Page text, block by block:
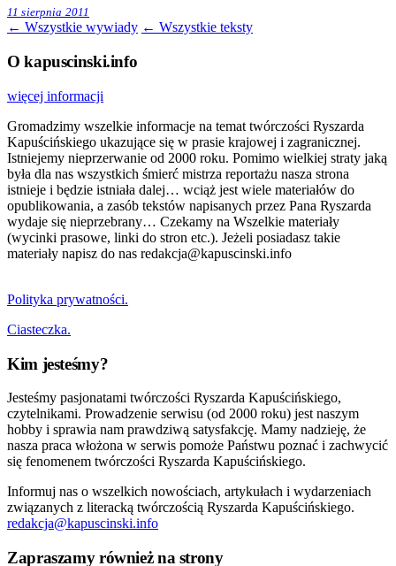
11 sierpnia 2011
← Wszystkie wywiady ← Wszystkie teksty
O kapuscinski.info
więcej informacji
Gromadzimy wszelkie informacje na temat twórczości Ryszarda
Kapuścińskiego ukazujące się w prasie krajowej i zagranicznej.
Istniejemy nieprzerwanie od 2000 roku. Pomimo wielkiej straty jaką
była dla nas wszystkich śmierć mistrza reportażu nasza strona
istnieje i będzie istniała dalej… wciąż jest wiele materiałów do
opublikowania, a zasób tekstów napisanych przez Pana Ryszarda
wydaje się nieprzebrany… Czekamy na Wszelkie materiały
(wycinki prasowe, linki do stron etc.). Jeżeli posiadasz takie
materiały napisz do nas redakcja@kapuscinski.info
Polityka prywatności.
Ciasteczka.
Kim jesteśmy?
Jesteśmy pasjonatami twórczości Ryszarda Kapuścińskiego,
czytelnikami. Prowadzenie serwisu (od 2000 roku) jest naszym
hobby i sprawia nam prawdziwą satysfakcję. Mamy nadzieję, że
nasza praca włożona w serwis pomoże Państwu poznać i zachwycić
się fenomenem twórczości Ryszarda Kapuścińskiego.
Informuj nas o wszelkich nowościach, artykułach i wydarzeniach
związanych z literacką twórczością Ryszarda Kapuścińskiego.
redakcja@kapuscinski.info
Zapraszamy również na strony